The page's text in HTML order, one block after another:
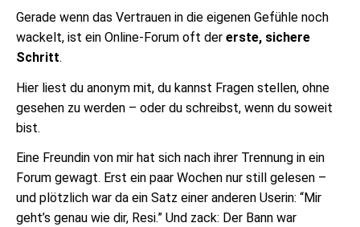
Gerade wenn das Vertrauen in die eigenen Gefühle noch
wackelt, ist ein Online-Forum oft der erste, sichere
Schritt.
Hier liest du anonym mit, du kannst Fragen stellen, ohne
gesehen zu werden – oder du schreibst, wenn du soweit
bist.
Eine Freundin von mir hat sich nach ihrer Trennung in ein
Forum gewagt. Erst ein paar Wochen nur still gelesen –
und plötzlich war da ein Satz einer anderen Userin: “Mir
geht’s genau wie dir, Resi.” Und zack: Der Bann war